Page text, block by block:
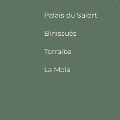
Palais du Salort
Binissuès
Torralba
La Mola